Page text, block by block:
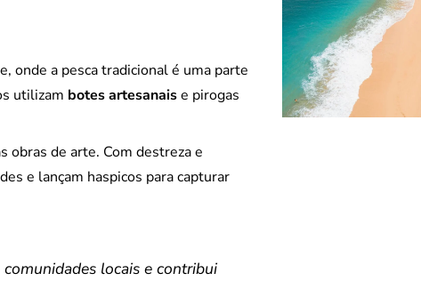
onde a pesca tradicional é uma parte
utilizam botes artesanaise pirogas
obras de arte. Com destreza e
e lançam haspicos para capturar
locais e contribui